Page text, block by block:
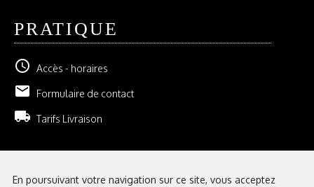
PRATIQUE
schedule Accès - horaires
email Formulaire de contact
local_shipping Tarifs Livraison
En poursuivant votre navigation sur ce site, vous acceptez